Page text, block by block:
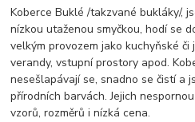
Koberce Buklé /takzvané bukláky/,
nízkou utaženou smyčkou, hodí se
velkým provozem jako kuchyňské či
verandy, vstupní prostory apod.
nesešlapávají se, snadno se čistí a
přírodních barvách. Jejich
vzorů, rozměrů i nízká cena.